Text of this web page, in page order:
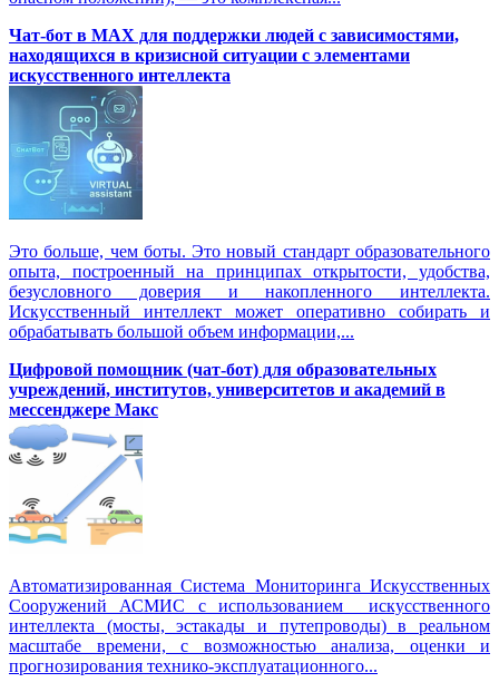
Чат-бот в MAX для поддержки людей с зависимостями,
находящихся в кризисной ситуации с элементами
искусственного интеллекта
Это больше, чем боты. Это новый стандарт образовательного
опыта, построенный на принципах открытости, удобства,
безусловного доверия и накопленного интеллекта.
Искусственный интеллект может оперативно собирать и
обрабатывать большой объем информации,...
Цифровой помощник (чат-бот) для образовательных
учреждений, институтов, университетов и академий в
мессенджере Макс
Автоматизированная Система Мониторинга Искусственных
Сооружений АСМИС с использованием искусственного
интеллекта (мосты, эстакады и путепроводы) в реальном
масштабе времени, с возможностью анализа, оценки и
прогнозирования технико-эксплуатационного...